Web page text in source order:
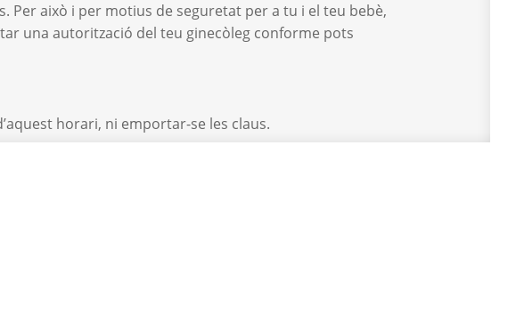
Per això i per motius de seguretat per a tu i el teu bebè,
una autorització del teu ginecòleg conforme pots
horari, ni emportar-se les claus.